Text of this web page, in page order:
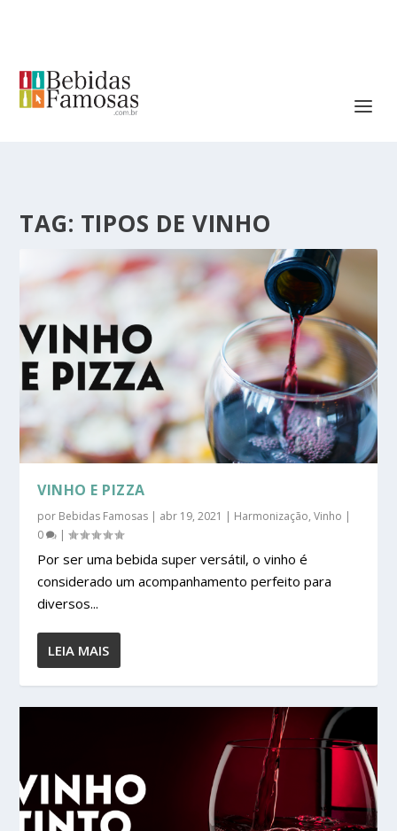
TAG: TIPOS DE VINHO
VINHO E PIZZA
por Bebidas Famosas | abr 19, 2021 | Harmonização,Vinho |
0
|
Por ser uma bebida super versátil, o vinho é
considerado um acompanhamento perfeito para
diversos...
LEIA MAIS